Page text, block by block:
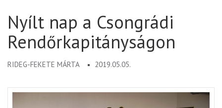
Gimnázium és Kollégium
Nyílt nap a Csongrádi
Rendőrkapitányságon
RIDEG-FEKETE MÁRTA 2019.05.05.